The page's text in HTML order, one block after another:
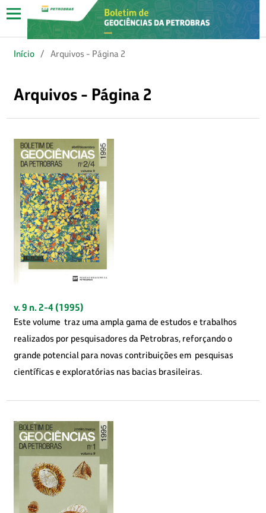
Início / Arquivos - Página 2
Arquivos - Página 2
v. 9 n. 2-4 (1995)
Este volume traz uma ampla gama de estudos e trabalhos
realizados por pesquisadores da Petrobras, reforçando o
grande potencial para novas contribuições em pesquisas
científicas e exploratórias nas bacias brasileiras.